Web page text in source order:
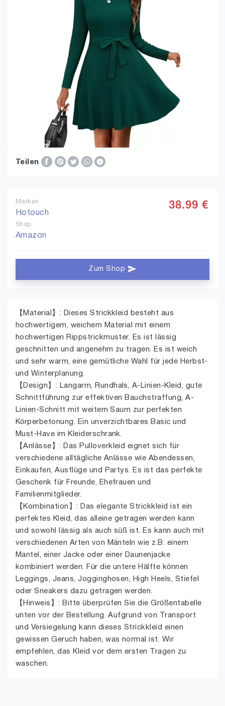
Teilen
Marken
Hotouch
Shop
Amazon
38.99 €
Zum Shop
【Material】: Dieses Strickkleid besteht aus
hochwertigem, weichem Material mit einem
hochwertigen Rippstrickmuster. Es ist lässig
geschnitten und angenehm zu tragen. Es ist weich
und sehr warm, eine gemütliche Wahl für jede Herbst-
und Winterplanung.
【Design】: Langarm, Rundhals, A-Linien-Kleid, gute
Schnittführung zur effektiven Bauchstraffung, A-
Linien-Schnitt mit weitem Saum zur perfekten
Körperbetonung. Ein unverzichtbares Basic und
Must-Have im Kleiderschrank.
【Anlässe】: Das Pulloverkleid eignet sich für
verschiedene alltägliche Anlässe wie Abendessen,
Einkaufen, Ausflüge und Partys. Es ist das perfekte
Geschenk für Freunde, Ehefrauen und
Familienmitglieder.
【Kombination】: Das elegante Strickkleid ist ein
perfektes Kleid, das alleine getragen werden kann
und sowohl lässig als auch süß ist. Es kann auch mit
verschiedenen Arten von Mänteln wie z.B. einem
Mantel, einer Jacke oder einer Daunenjacke
kombiniert werden. Für die untere Hälfte können
Leggings, Jeans, Jogginghosen, High Heels, Stiefel
oder Sneakers dazu getragen werden.
【Hinweis】: Bitte überprüfen Sie die Größentabelle
unten vor der Bestellung. Aufgrund von Transport
und Versiegelung kann dieses Strickkleid einen
gewissen Geruch haben, was normal ist. Wir
empfehlen, das Kleid vor dem ersten Tragen zu
waschen.